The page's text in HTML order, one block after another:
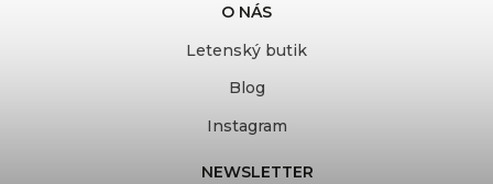
O NÁS
Letenský butik
Blog
Instagram
NEWSLETTER